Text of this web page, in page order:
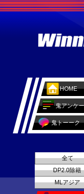
HOME
鬼アンケ
鬼トーーク
全て
DP2.0除籍
MLアジア